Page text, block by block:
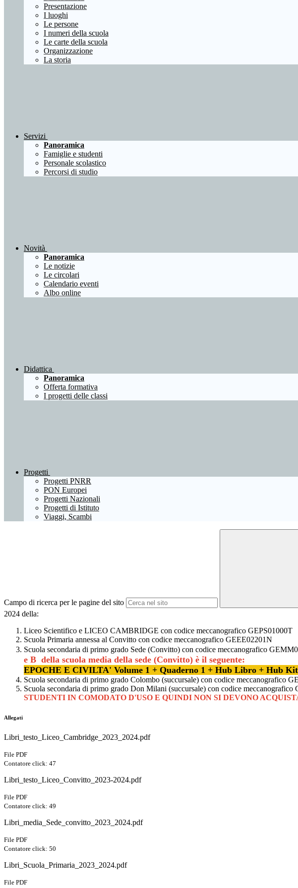
Presentazione
I luoghi
Le persone
I numeri della scuola
Le carte della scuola
Organizzazione
La storia
Servizi
Panoramica
Famiglie e studenti
Personale scolastico
Percorsi di studio
Novità
Panoramica
Le notizie
Le circolari
Calendario eventi
Albo online
Didattica
Panoramica
Offerta formativa
I progetti delle classi
Progetti
Progetti PNRR
PON Europei
Progetti Nazionali
Progetti di Istituto
Viaggi, Scambi
Campo di ricerca per le pagine del sito
2024 della:
Liceo Scientifico e LICEO CAMBRIDGE con codice meccanografico GEPS01000T
Scuola Primaria annessa al Convitto con codice meccanografico GEEE02201N
Scuola secondaria di primo grado Sede (Convitto) con codice meccanografico
e B della scuola media della sede (Convitto) è il seguente:
EPOCHE E CIVILTA' Volume 1 + Quaderno 1 + Hub Libro + Hub Kit
Scuola secondaria di primo grado Colombo (succursale) con codice meccanografico
Scuola secondaria di primo grado Don Milani (succursale) con codice meccanografico
STUDENTI IN COMODATO D'USO E QUINDI NON SI DEVONO
Allegati
Libri_testo_Liceo_Cambridge_2023_2024.pdf
File PDF
Contatore click: 47
Libri_testo_Liceo_Convitto_2023-2024.pdf
File PDF
Contatore click: 49
Libri_media_Sede_convitto_2023_2024.pdf
File PDF
Contatore click: 50
Libri_Scuola_Primaria_2023_2024.pdf
File PDF